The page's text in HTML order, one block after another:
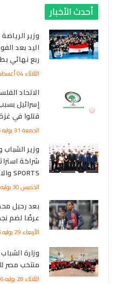
أحدث الأخبار
وزير
اليد بعد
ربع نهائي
الثلاثاء 04 أغسطس 2026-02:21
الاتحاد
إسرائيل
قتلوا في
الجمعة 31 يوليه 2026-12:05
وزير
SPORTS والاتحاد المصري لكرة اليد
الخميس 30 يوليه 2026-12:41
بعد رحيل
عرضًا لضم
الأربعاء 29 يوليه 2026-03:00
وزارة
منتخب مصر
الثلاثاء 28 يوليه 2026-11:15